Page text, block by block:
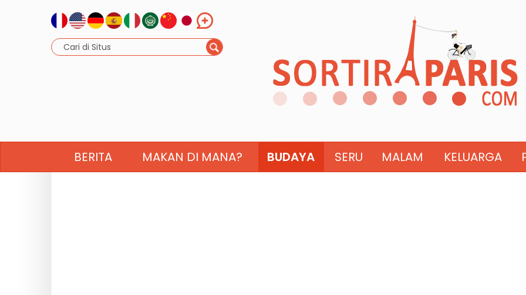
BERITA MAKAN DI MANA? BUDAYA SERU MALAM KELUARGA